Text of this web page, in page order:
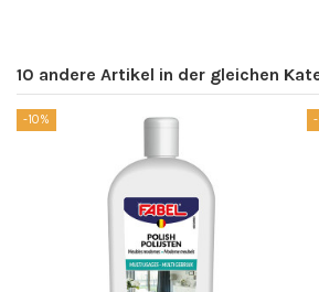
10 andere Artikel in der gleichen
-10% -